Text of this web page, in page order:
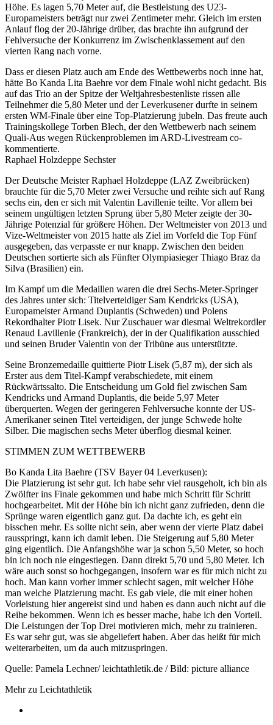
Höhe. Es lagen 5,70 Meter auf, die Bestleistung des U23-
Europameisters beträgt nur zwei Zentimeter mehr. Gleich im ersten
Anlauf flog der 20-Jährige drüber, das brachte ihn aufgrund der
Fehlversuche der Konkurrenz im Zwischenklassement auf den
vierten Rang nach vorne.
Dass er diesen Platz auch am Ende des Wettbewerbs noch inne hat,
hätte Bo Kanda Lita Baehre vor dem Finale wohl nicht gedacht. Bis
auf das Trio an der Spitze der Weltjahresbestenliste rissen alle
Teilnehmer die 5,80 Meter und der Leverkusener durfte in seinem
ersten WM-Finale über eine Top-Platzierung jubeln. Das freute auch
Trainingskollege Torben Blech, der den Wettbewerb nach seinem
Quali-Aus wegen Rückenproblemen im ARD-Livestream co-
kommentierte.
Raphael Holzdeppe Sechster
Der Deutsche Meister Raphael Holzdeppe (LAZ Zweibrücken)
brauchte für die 5,70 Meter zwei Versuche und reihte sich auf Rang
sechs ein, den er sich mit Valentin Lavillenie teilte. Vor allem bei
seinem ungültigen letzten Sprung über 5,80 Meter zeigte der 30-
Jährige Potenzial für größere Höhen. Der Weltmeister von 2013 und
Vize-Weltmeister von 2015 hatte als Ziel im Vorfeld die Top Fünf
ausgegeben, das verpasste er nur knapp. Zwischen den beiden
Deutschen sortierte sich als Fünfter Olympiasieger Thiago Braz da
Silva (Brasilien) ein.
Im Kampf um die Medaillen waren die drei Sechs-Meter-Springer
des Jahres unter sich: Titelverteidiger Sam Kendricks (USA),
Europameister Armand Duplantis (Schweden) und Polens
Rekordhalter Piotr Lisek. Nur Zuschauer war diesmal Weltrekordler
Renaud Lavillenie (Frankreich), der in der Qualifikation ausschied
und seinen Bruder Valentin von der Tribüne aus unterstützte.
Seine Bronzemedaille quittierte Piotr Lisek (5,87 m), der sich als
Erster aus dem Titel-Kampf verabschiedete, mit einem
Rückwärtssalto. Die Entscheidung um Gold fiel zwischen Sam
Kendricks und Armand Duplantis, die beide 5,97 Meter
überquerten. Wegen der geringeren Fehlversuche konnte der US-
Amerikaner seinen Titel verteidigen, der junge Schwede holte
Silber. Die magischen sechs Meter überflog diesmal keiner.
STIMMEN ZUM WETTBEWERB
Bo Kanda Lita Baehre (TSV Bayer 04 Leverkusen):
Die Platzierung ist sehr gut. Ich habe sehr viel rausgeholt, ich bin als
Zwölfter ins Finale gekommen und habe mich Schritt für Schritt
hochgearbeitet. Mit der Höhe bin ich nicht ganz zufrieden, denn die
Sprünge waren eigentlich ganz gut. Da dachte ich, es geht ein
bisschen mehr. Es sollte nicht sein, aber wenn der vierte Platz dabei
rausspringt, kann ich damit leben. Die Steigerung auf 5,80 Meter
ging eigentlich. Die Anfangshöhe war ja schon 5,50 Meter, so hoch
bin ich noch nie eingestiegen. Dann direkt 5,70 und 5,80 Meter. Ich
wäre auch sonst so hochgegangen, insofern war es für mich nicht zu
hoch. Man kann vorher immer schlecht sagen, mit welcher Höhe
man welche Platzierung macht. Es gab viele, die mit einer hohen
Vorleistung hier angereist sind und haben es dann auch nicht auf die
Reihe bekommen. Wenn ich es besser mache, habe ich den Vorteil.
Die Leistungen der Top Drei motivieren mich, mehr zu trainieren.
Es war sehr gut, was sie abgeliefert haben. Aber das heißt für mich
weiterarbeiten, um da auch mitzuspringen.
Quelle: Pamela Lechner/ leichtathletik.de / Bild: picture alliance
Mehr zu Leichtathletik